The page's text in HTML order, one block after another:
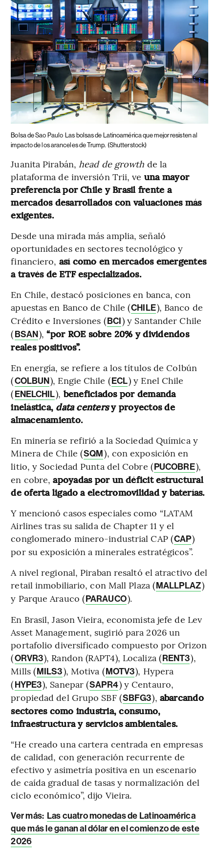
Bolsa de Sao Paulo Las bolsas de Latinoamérica que mejor resisten al
impacto de los aranceles de Trump. (Shutterstock)
Juanita Pirabán, head de growth de la
plataforma de inversión Trii, ve una mayor
preferencia por Chile y Brasil frente a
mercados desarrollados con valuaciones más
exigentes.
Desde una mirada más amplia, señaló
oportunidades en sectores tecnológico y
financiero, así como en mercados emergentes
a través de ETF especializados.
En Chile, destacó posiciones en banca, con
apuestas en Banco de Chile (CHILE), Banco de
Crédito e Inversiones (BCI) y Santander Chile
(BSAN), “por ROE sobre 20% y dividendos
reales positivos”.
En energía, se refiere a los títulos de Colbún
(COLBUN), Engie Chile (ECL) y Enel Chile
(ENELCHIL), beneficiados por demanda
inelástica, data centersy proyectos de
almacenamiento.
En minería se refirió a la Sociedad Química y
Minera de Chile (SQM), con exposición en
litio, y Sociedad Punta del Cobre (PUCOBRE),
en cobre,apoyadas por un déficit estructural
de oferta ligado a electromovilidad y baterías.
Y mencionó casos especiales como “LATAM
Airlines tras su salida de Chapter 11 y el
conglomerado minero-industrial CAP (CAP)
por su exposición a minerales estratégicos”.
A nivel regional, Piraban resaltó el atractivo del
retail inmobiliario, con Mall Plaza (MALLPLAZ)
y Parque Arauco (PARAUCO).
En Brasil, Jason Vieira, economista jefe de Lev
Asset Management, sugirió para 2026 un
portafolio diversificado compuesto por Orizon
(ORVR3), Randon (RAPT4), Localiza (RENT3),
Mills (MILS3), Motiva (MOTV3), Hypera
(HYPE3), Sanepar (SAPR4) y Centauro,
propiedad del Grupo SBF (SBFG3), abarcando
sectores como industria, consumo,
infraestructura y servicios ambientales.
“He creado una cartera centrada en empresas
de calidad, con generación recurrente de
efectivo y asimetría positiva en un escenario
de caída gradual de tasas y normalización del
ciclo económico”, dijo Vieira.
Ver más: Las cuatro monedas de Latinoamérica
que más le ganan al dólar en el comienzo de este
2026